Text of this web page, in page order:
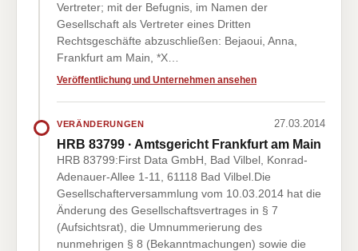
Vertreter; mit der Befugnis, im Namen der
Gesellschaft als Vertreter eines Dritten
Rechtsgeschäfte abzuschließen: Bejaoui, Anna,
Frankfurt am Main, *X…
Veröffentlichung und Unternehmen ansehen
VERÄNDERUNGEN 27.03.2014
HRB 83799 · Amtsgericht Frankfurt am Main
HRB 83799:First Data GmbH, Bad Vilbel, Konrad-
Adenauer-Allee 1-11, 61118 Bad Vilbel.Die
Gesellschafterversammlung vom 10.03.2014 hat die
Änderung des Gesellschaftsvertrages in § 7
(Aufsichtsrat), die Umnummerierung des
nunmehrigen § 8 (Bekanntmachungen) sowie die